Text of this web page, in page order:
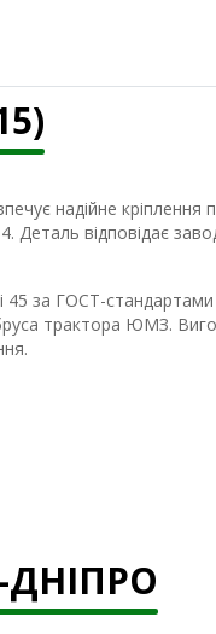
надійне
відповідає
45 за ГОСТ-
трактора ЮМЗ.